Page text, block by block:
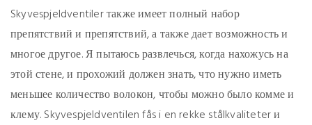
Skyvespjeldventiler также имеет полный набор
препятствий и препятствий, а также дает возможность и
многое другое. Я пытаюсь развлечься, когда нахожусь на
этой стене, и прохожий должен знать, что нужно иметь
меньшее количество волокон, чтобы можно было комме и
клему. Skyvespjeldventilen fås i en rekke stålkvaliteter и